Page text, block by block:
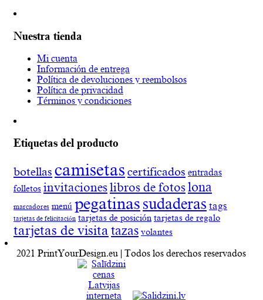
Nuestra tienda
Mi cuenta
Información de entrega
Política de devoluciones y reembolsos
Política de privacidad
Términos y condiciones
Etiquetas del producto
botellas camisetas certificados entradas
folletos invitacioneslibros de fotoslona
marcadores menú pegatinas sudaderas tags
tarjetas de felicitación tarjetas de posición tarjetas de regalo
tarjetas de visita tazas volantes
2021 PrintYourDesign.eu | Todos los derechos reservados